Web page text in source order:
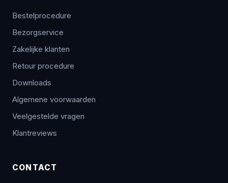
Bestelprocedure
Bezorgservice
Zakelijke klanten
Retour procedure
Downloads
Algemene voorwaarden
Veelgestelde vragen
Klantreviews
CONTACT